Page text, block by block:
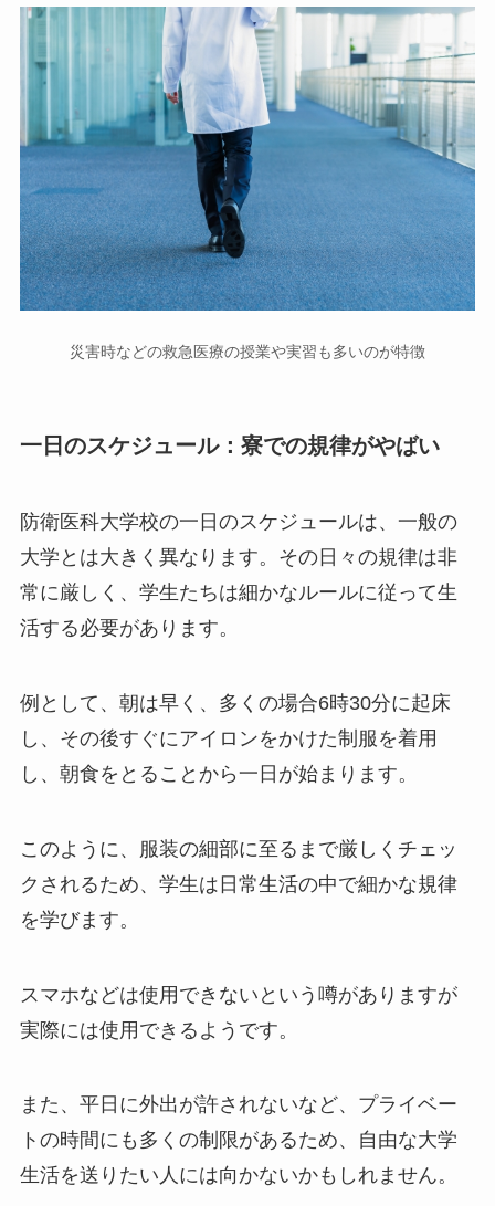
災害時などの救急医療の授業や実習も多いのが特徴
一日のスケジュール：寮での規律がやばい
防衛医科大学校の一日のスケジュールは、一般の
大学とは大きく異なります。その日々の規律は非
常に厳しく、学生たちは細かなルールに従って生
活する必要があります。
例として、朝は早く、多くの場合6時30分に起床
し、その後すぐにアイロンをかけた制服を着用
し、朝食をとることから一日が始まります。
このように、服装の細部に至るまで厳しくチェッ
クされるため、学生は日常生活の中で細かな規律
を学びます。
スマホなどは使用できないという噂がありますが
実際には使用できるようです。
また、平日に外出が許されないなど、プライベー
トの時間にも多くの制限があるため、自由な大学
生活を送りたい人には向かないかもしれません。